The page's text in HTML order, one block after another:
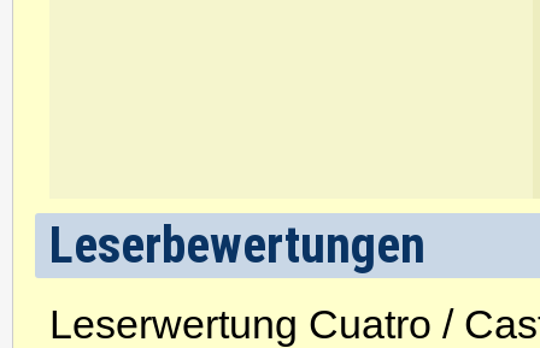
Leserbewertungen
Leserwertung Cuatro /